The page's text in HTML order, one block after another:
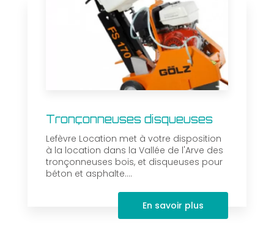
Tronçonneuses disqueuses
Lefèvre Location met à votre disposition
à la location dans la Vallée de l'Arve des
tronçonneuses bois, et disqueuses pour
béton et asphalte....
En savoir plus